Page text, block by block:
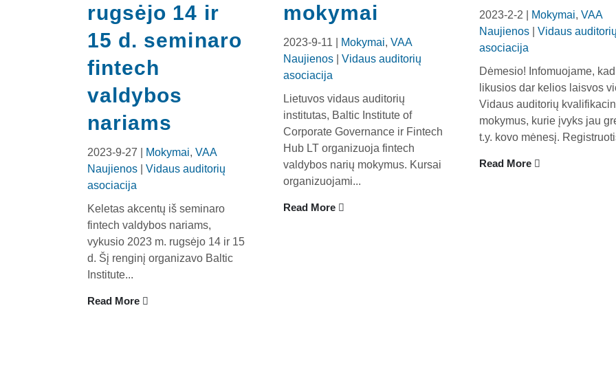
rugsėjo 14 ir
15 d. seminaro
fintech
valdybos
nariams
2023-9-27 | Mokymai, VAA
Naujienos | Vidaus auditorių
asociacija
Keletas akcentų iš seminaro
fintech valdybos nariams,
vykusio 2023 m. rugsėjo 14 ir 15
d. Šį renginį organizavo Baltic
Institute...
Read More
mokymai
2023-9-11 | Mokymai, VAA
Naujienos| Vidaus auditorių
asociacija
Lietuvos vidaus auditorių
institutas, Baltic Institute of
Corporate Governance ir Fintech
Hub LT organizuoja fintech
valdybos narių mokymus. Kursai
organizuojami...
Read More
2023-2-2 | Mokymai, VAA
Naujienos| Vidaus auditorių
asociacija
Dėmesio! Infomuojame,
likusios dar kelios laisvos
Vidaus auditorių
mokymus, kurie įvyks jau
t.y. kovo mėnesį.
Read More
APIE MUS
Valdyba
Veiklos dokumentai ir ataskaitos
Renginiai
Konferencijos
Kvalifikaciniai mokymai
NAUJIENLAIŠKIS
Registruokitės naujienlaiškiui apie Vidaus Auditorių